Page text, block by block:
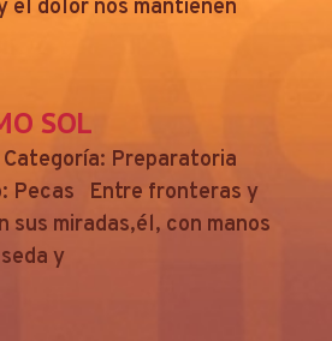
el dolor nos mantienen
SOL
Categoría: Preparatoria
Pecas Entre fronteras y
sus miradas,él, con manos
y